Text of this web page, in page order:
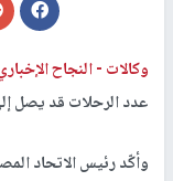
وكالات -النجاح
عدد الرحلات قد يصل إلى 300
وأكّد رئيس الاتحاد